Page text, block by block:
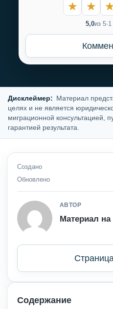
5,0из 5·1
Дисклеймер: Материал
целях и не является
миграционной консультацией,
гарантией результата.
Создано
Обновлено
АВТОР
Материал
Содержание